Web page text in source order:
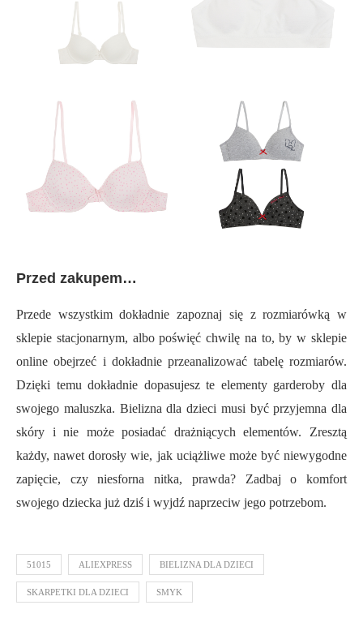
Przed zakupem…
Przede wszystkim dokładnie zapoznaj się z rozmiarówką w
sklepie stacjonarnym, albo poświęć chwilę na to, by w sklepie
online obejrzeć i dokładnie przeanalizować tabelę rozmiarów.
Dzięki temu dokładnie dopasujesz te elementy garderoby dla
swojego maluszka. Bielizna dla dzieci musi być przyjemna dla
skóry i nie może posiadać drażniących elementów. Zresztą
każdy, nawet dorosły wie, jak uciążliwe może być niewygodne
zapięcie, czy niesforna nitka, prawda? Zadbaj o komfort
swojego dziecka już dziś i wyjdź naprzeciw jego potrzebom.
51015 ALIEXPRESS BIELIZNA DLA DZIECI
SKARPETKI DLA DZIECI SMYK